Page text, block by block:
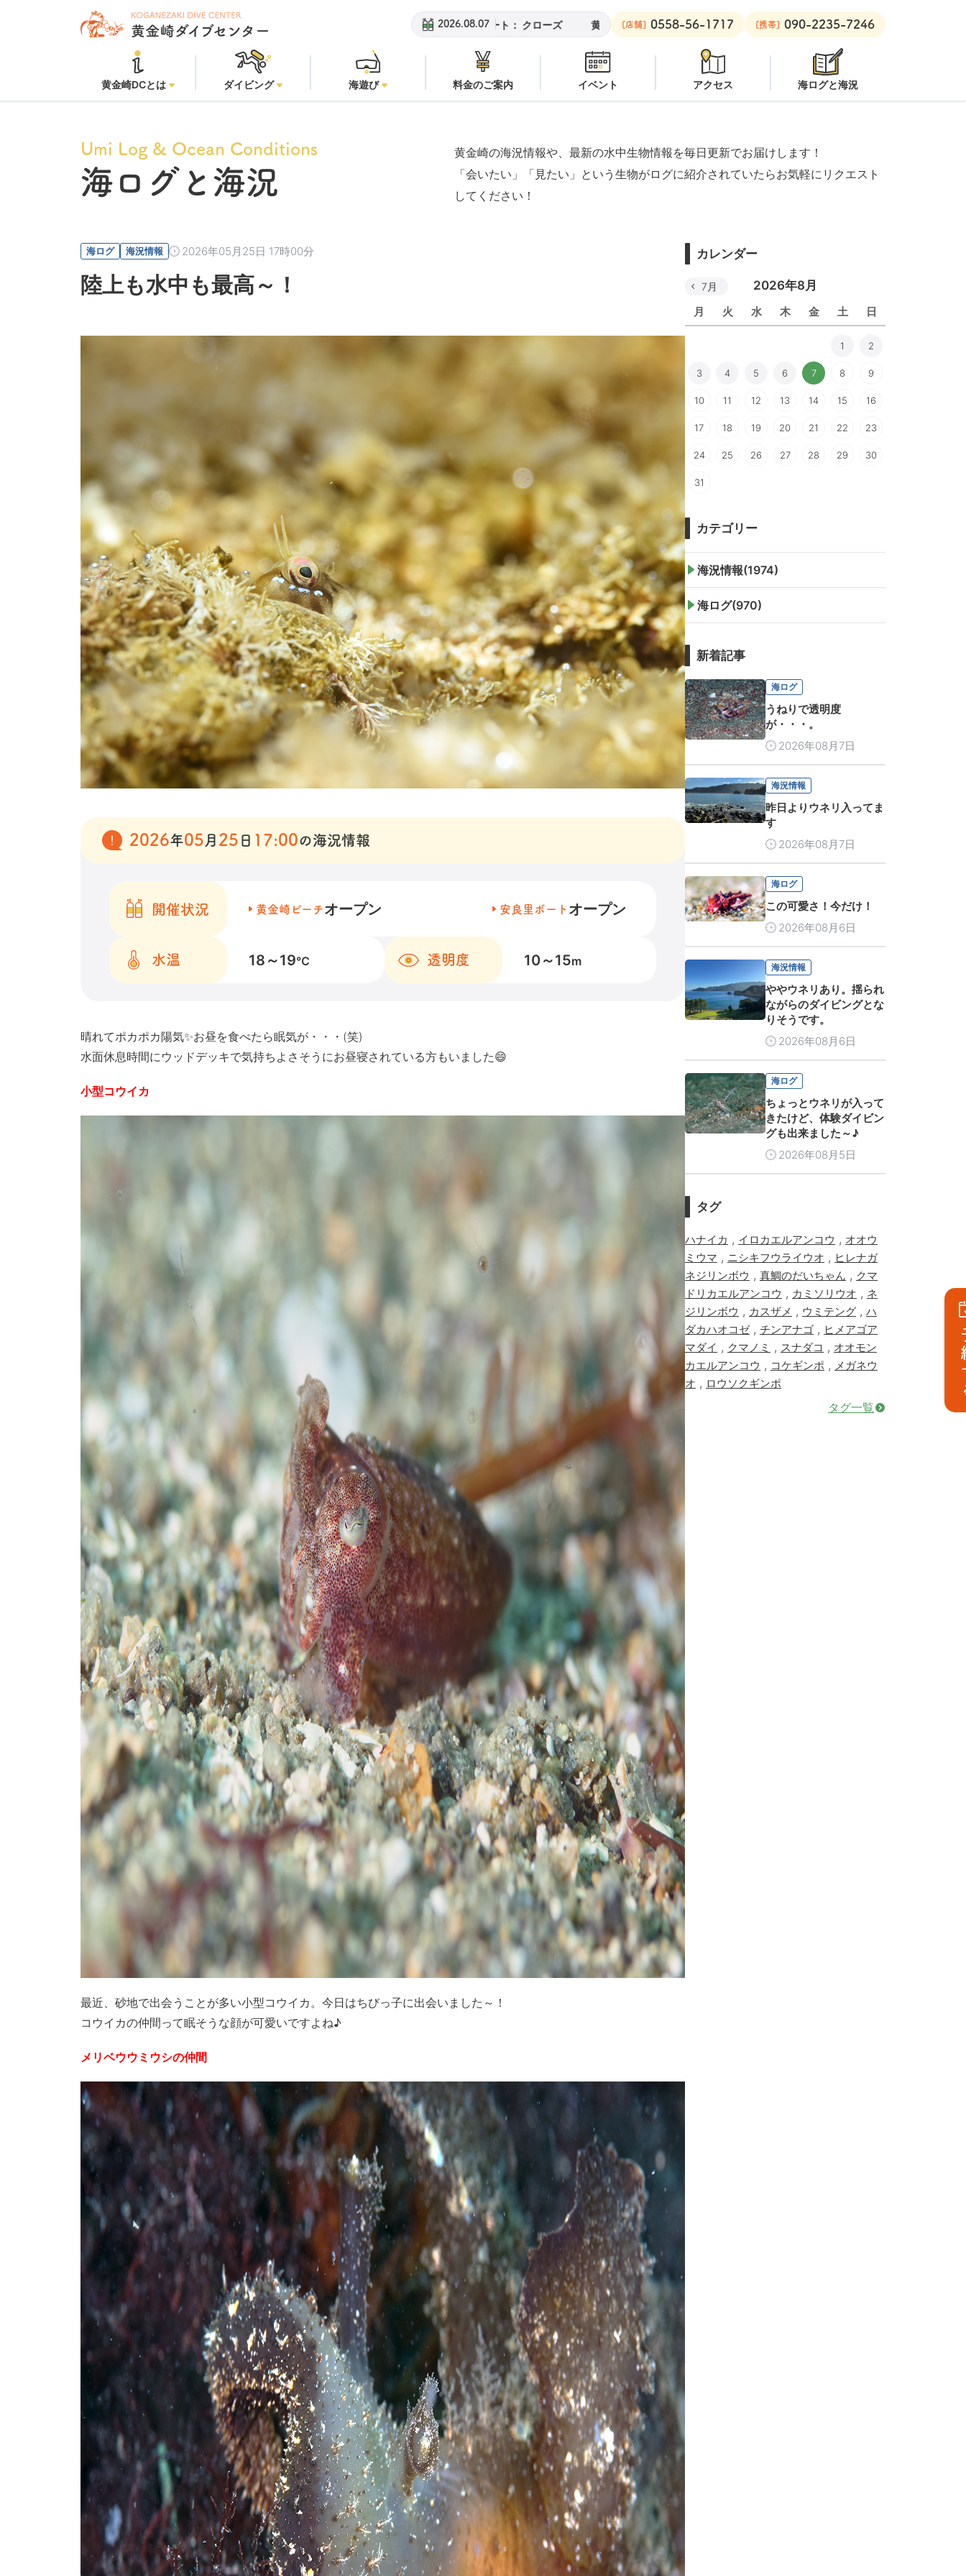
2026.08.07 黄金崎ビーチ：潜水注意
黄金崎ビーチ： 潜水注意 安良里ボート：クローズ
[店舗] 0558-56-1717 [携帯] 090-2235-7246
黄金崎DCとは ダイビング 海遊び 料金のご案内 イベント アクセス 海ログと海況
Umi Log & Ocean Conditions
海ログと海況
黄金崎の海況情報や、最新の水中生物情報を毎日更新でお届けします！
「会いたい」「見たい」という生物がログに紹介されていたらお気軽にリクエスト
してください！
海ログ 海況情報 2026年05月25日 17時00分
陸上も水中も最高～！
2026年05 月 25 日 17:00の海況情報
開催状況 黄金崎ビーチオープン 安良里ボート オープン
水温 18～19℃ 透明度 10～15m
晴れてポカポカ陽気✨お昼を食べたら眠気が・・・(笑)
水面休息時間にウッドデッキで気持ちよさそうにお昼寝されている方もいました😄
小型コウイカ
最近、砂地で出会うことが多い小型コウイカ。今日はちびっ子に出会いました～！
コウイカの仲間って眠そうな顔が可愛いですよね♪
メリベウウミウシの仲間
カレンダー
2026年8月
月 火 水 木 金 土 日
7月
1 2
3 4 5 6 7 8 9
10 11 12 13 14 15 16
17 18 19 20 21 22 23
24 25 26 27 28 29 30
31
カテゴリー
海況情報(1974)
海ログ(970)
新着記事
海ログ
うねりで透明度
が・・・。
2026年08月7日
海況情報
昨日よりウネリ入ってま
す
2026年08月7日
海ログ
この可愛さ！今だけ！
2026年08月6日
海況情報
ややウネリあり。揺られ
ながらのダイビングとな
りそうです。
2026年08月6日
海ログ
ちょっとウネリが入って
きたけど、体験ダイビン
グも出来ました～♪
2026年08月5日
タグ
ハナイカ , イロカエルアンコウ , オオウ
ミウマ , ニシキフウライウオ , ヒレナガ
ネジリンボウ , 真鯛のだいちゃん , クマ
ドリカエルアンコウ , カミソリウオ , ネ
ジリンボウ , カスザメ , ウミテング , ハ
ダカハオコゼ, チンアナゴ , ヒメアゴア
マダイ , クマノミ , スナダコ , オオモン
カエルアンコウ , コケギンポ , メガネウ
オ , ロウソクギンポ
タグ一覧